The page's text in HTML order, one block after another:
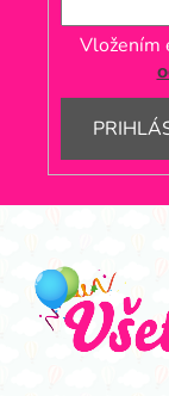
Vložením
Z